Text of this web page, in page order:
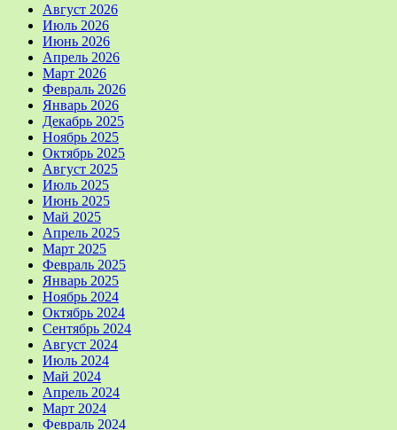
Август 2026
Июль 2026
Июнь 2026
Апрель 2026
Март 2026
Февраль 2026
Январь 2026
Декабрь 2025
Ноябрь 2025
Октябрь 2025
Август 2025
Июль 2025
Июнь 2025
Май 2025
Апрель 2025
Март 2025
Февраль 2025
Январь 2025
Ноябрь 2024
Октябрь 2024
Сентябрь 2024
Август 2024
Июль 2024
Май 2024
Апрель 2024
Март 2024
Февраль 2024